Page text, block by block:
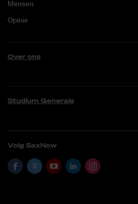
Mensen
Opinie
Over ons
Studium Generale
Volg SaxNow